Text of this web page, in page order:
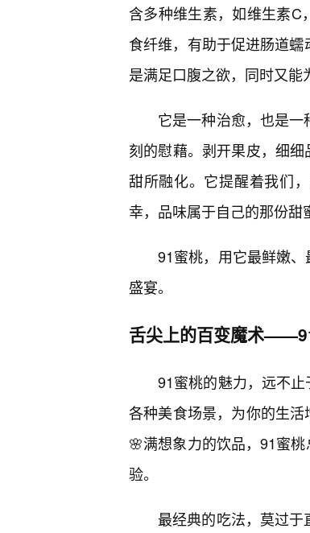
含多种维生素，如维生素C
食纤维，有助于促进肠道
是满足口腹之欲，同时又能
它是一种治愈，也是
刻的慰藉。剥开果皮，细
甜所融化。它提醒着我们
幸，品味属于自己的那份甜
91蜜桃，用它最鲜嫩
盛宴。
舌尖上的百变魔术
91蜜桃的魅力，远不
各种美食场景，为你的生
🌸满想象力的饮品，91蜜
验。
最经典的吃法，莫过